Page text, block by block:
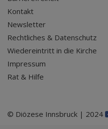
Kontakt
Newsletter
Rechtliches & Datenschutz
Wiedereintritt in die Kirche
Impressum
Rat & Hilfe
© Diözese Innsbruck | 2024